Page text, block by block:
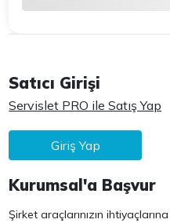
Satıcı Girişi
Servislet PRO ile Satış Yap
Giriş Yap
Kurumsal'a Başvur
Şirket araçlarınızın